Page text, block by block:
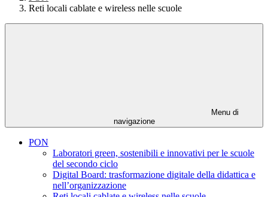
Reti locali cablate e wireless nelle scuole
Menu di
navigazione
PON
Laboratori green, sostenibili e innovativi per le scuole
del secondo ciclo
Digital Board: trasformazione digitale della didattica e
nell’organizzazione